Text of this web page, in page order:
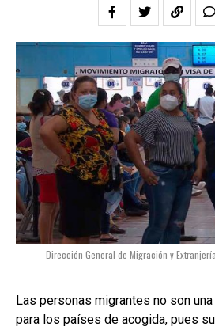
Dirección General de Migración y
Las personas migrantes no son una
para los países de acogida, pues